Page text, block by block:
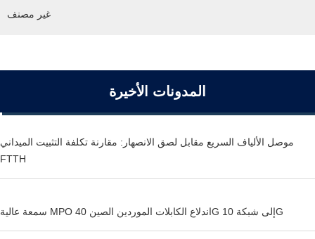
غير مصنف
المدونات الأخيرة
موصل الألياف السريع مقابل لصق الانصهار: مقارنة تكلفة التثبيت الميداني
FTTH
سمعة عالية MPO اندلاع الكابلات الموردين الصين 40G إلى شبكة 10G